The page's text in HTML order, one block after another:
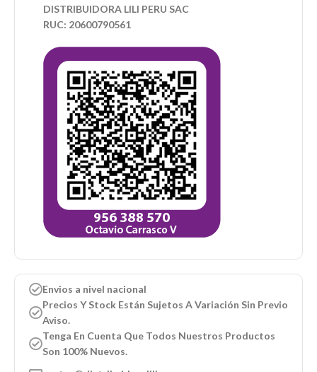
DISTRIBUIDORA LILI PERU SAC
RUC: 20600790561
Envios a nivel nacional
Precios Y Stock Están Sujetos A Variación Sin Previo
Aviso.
Tenga En Cuenta Que Todos Nuestros Productos
Son 100% Nuevos.